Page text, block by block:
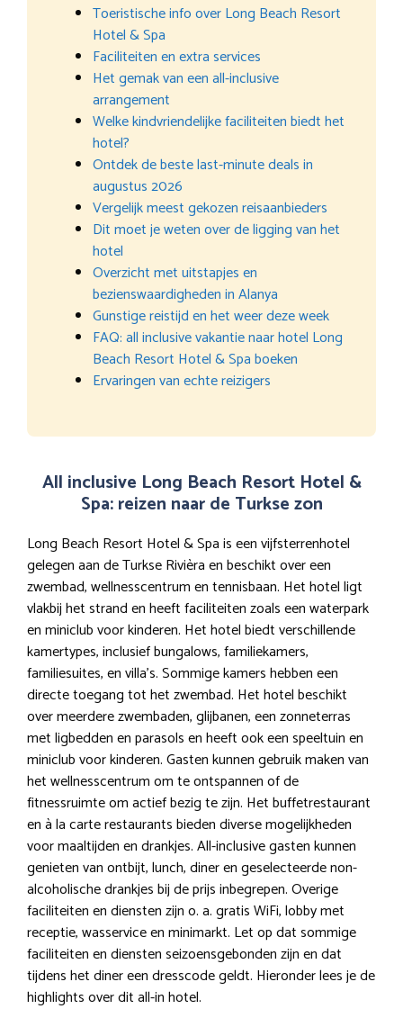
Toeristische info over Long Beach Resort
Hotel & Spa
Faciliteiten en extra services
Het gemak van een all-inclusive
arrangement
Welke kindvriendelijke faciliteiten biedt het
hotel?
Ontdek de beste last-minute deals in
augustus 2026
Vergelijk meest gekozen reisaanbieders
Dit moet je weten over de ligging van het
hotel
Overzicht met uitstapjes en
bezienswaardigheden in Alanya
Gunstige reistijd en het weer deze week
FAQ: all inclusive vakantie naar hotel Long
Beach Resort Hotel & Spa boeken
Ervaringen van echte reizigers
All inclusive Long Beach Resort Hotel &
Spa: reizen naar de Turkse zon
Long Beach Resort Hotel & Spa is een vijfsterrenhotel
gelegen aan de Turkse Rivièra en beschikt over een
zwembad, wellnesscentrum en tennisbaan. Het hotel ligt
vlakbij het strand en heeft faciliteiten zoals een waterpark
en miniclub voor kinderen. Het hotel biedt verschillende
kamertypes, inclusief bungalows, familiekamers,
familiesuites, en villa’s. Sommige kamers hebben een
directe toegang tot het zwembad. Het hotel beschikt
over meerdere zwembaden, glijbanen, een zonneterras
met ligbedden en parasols en heeft ook een speeltuin en
miniclub voor kinderen. Gasten kunnen gebruik maken van
het wellnesscentrum om te ontspannen of de
fitnessruimte om actief bezig te zijn. Het buffetrestaurant
en à la carte restaurants bieden diverse mogelijkheden
voor maaltijden en drankjes. All-inclusive gasten kunnen
genieten van ontbijt, lunch, diner en geselecteerde non-
alcoholische drankjes bij de prijs inbegrepen. Overige
faciliteiten en diensten zijn o. a. gratis WiFi, lobby met
receptie, wasservice en minimarkt. Let op dat sommige
faciliteiten en diensten seizoensgebonden zijn en dat
tijdens het diner een dresscode geldt. Hieronder lees je de
highlights over dit all-in hotel.